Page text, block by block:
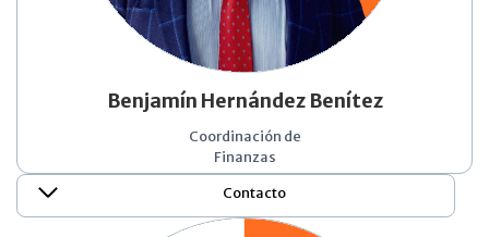
Benjamín Hernández Benítez
Coordinación de
Finanzas
Contacto